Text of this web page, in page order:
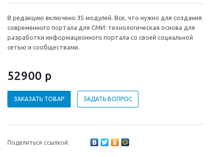
В редакцию включено 35 модулей. Все, что нужно для создания
современного портала для СМИ: технологическая основа для
разработки информационного портала со своей социальной
сетью и сообществами.
52900 р
ЗАКАЗАТЬ ТОВАР ЗАДАТЬ ВОПРОС
Поделиться ссылкой: